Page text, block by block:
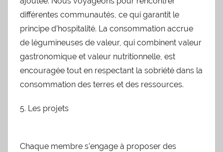
différentes communautés, ce qui garantit le
principe d’hospitalité. La consommation accrue
de légumineuses de valeur, qui combinent valeur
gastronomique et valeur nutritionnelle, est
encouragée tout en respectant la sobriété dans la
consommation des terres et des ressources.
5. Les projets
Chaque membre s’engage à proposer des